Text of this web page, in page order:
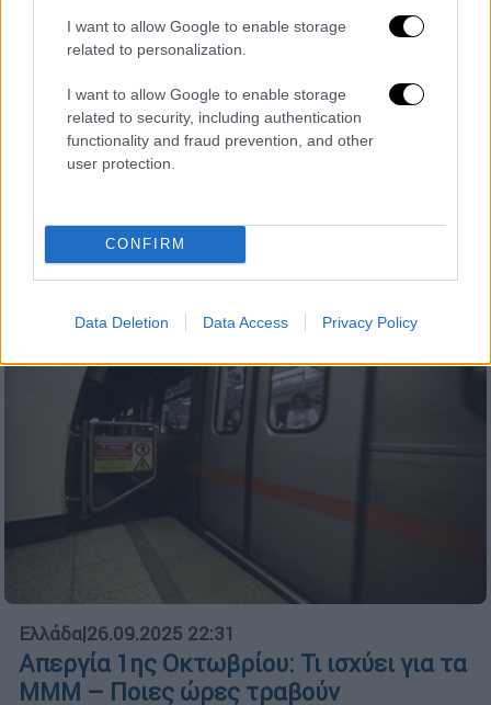
I want to allow Google to enable storage
related to personalization.
I want to allow Google to enable storage
related to security, including authentication
functionality and fraud prevention, and other
user protection.
CONFIRM
Data Deletion Data Access Privacy Policy
Με... περίπατο επί της Καρδίτσας
πέρασε στον τελικό του Super Cup ο
Ολυμπιακός
θεσσαλικής ομάδας
Ελλάδα|26.09.2025 22:31
Απεργία 1ης Οκτωβρίου: Τι ισχύει για τα
ΜΜΜ – Ποιες ώρες τραβούν